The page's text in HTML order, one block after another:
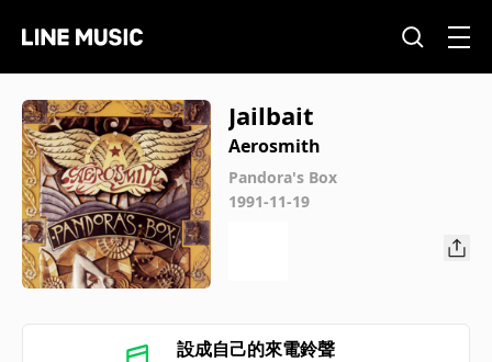
Jailbait
Aerosmith
Pandora's Box
1991-11-19
設成自己的來電鈴聲